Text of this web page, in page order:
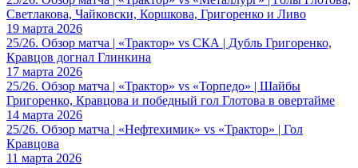
Светлакова, Чайковски, Коршкова, Григоренко и Ливо
19 марта 2026
25/26. Обзор матча | «Трактор» vs СКА | Дубль Григоренко,
Кравцов догнал Глинкина
17 марта 2026
25/26. Обзор матча | «Трактор» vs «Торпедо» | Шайбы
Григоренко, Кравцова и победный гол Глотова в овертайме
14 марта 2026
25/26. Обзор матча | «Нефтехимик» vs «Трактор» | Гол
Кравцова
11 марта 2026